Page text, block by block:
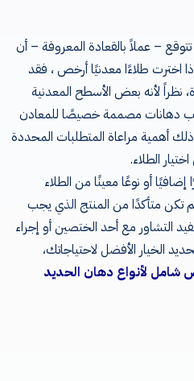
– عملاً بالقعادة المعروفة – أن
اخترت طلاءًا معدنيًا أرخص ، فقد
نظراً لأنه بعض الأسطح المعدنية
دهانات مصممة خصيصًا للمعادن
أهمية مراعاة المتطلبات المحددة
الطلاء.
أو نوعًا معينًا من الطلاء
تكن متأكدًا من المنتج الذي يجب
التشاور مع أحد الختصين أو إجراء
الخيار الأفضل لاحتياجاتك،
شامل لأنواع دهان الحديد